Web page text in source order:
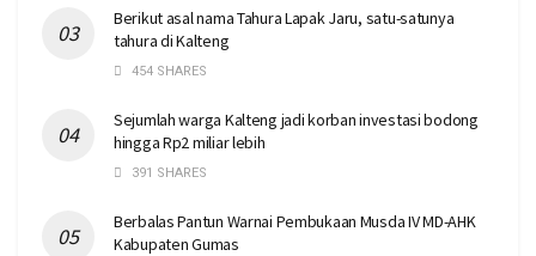
Berikut asal nama Tahura Lapak Jaru, satu-satunya
tahura di Kalteng
454 SHARES
Sejumlah warga Kalteng jadi korban investasi bodong
hingga Rp2 miliar lebih
391 SHARES
Berbalas Pantun Warnai Pembukaan Musda IV MD-AHK
Kabupaten Gumas